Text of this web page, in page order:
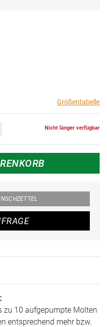
Größentabelle
Nicht länger verfügbar
zu 10 aufgepumpte Molten
entsprechend mehr bzw.